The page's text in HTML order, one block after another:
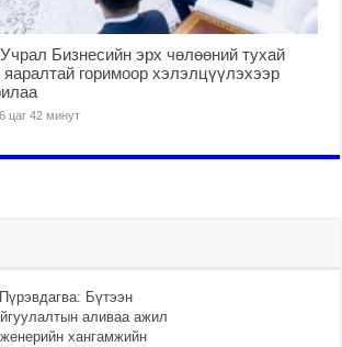
Бизнесийн эрх чөлөөний тухай
яаралтай горимоор хэлэлцүүлэхээр
цаг 42 минут
Бүтээн
аливаа ажил
хангамжийн